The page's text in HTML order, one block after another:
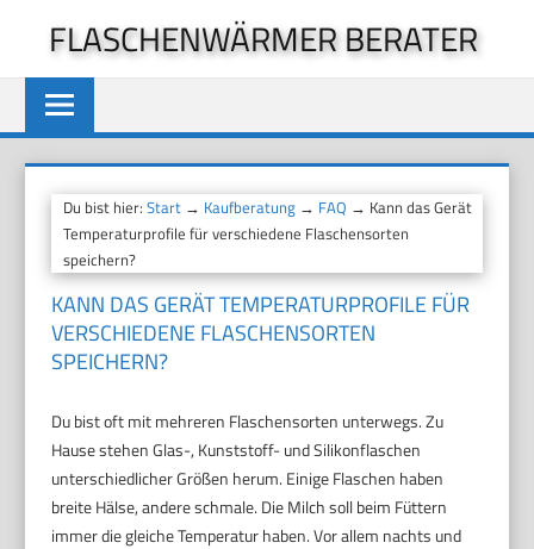
springen
FLASCHENWÄRMER BERATER
Du bist hier:Start → Kaufberatung → FAQ → Kann das Gerät
Temperaturprofile für verschiedene Flaschensorten
speichern?
KANN DAS GERÄT TEMPERATURPROFILE FÜR
VERSCHIEDENE FLASCHENSORTEN
SPEICHERN?
Du bist oft mit mehreren Flaschensorten unterwegs. Zu
Hause stehen Glas-, Kunststoff- und Silikonflaschen
unterschiedlicher Größen herum. Einige Flaschen haben
breite Hälse, andere schmale. Die Milch soll beim Füttern
immer die gleiche Temperatur haben. Vor allem nachts und